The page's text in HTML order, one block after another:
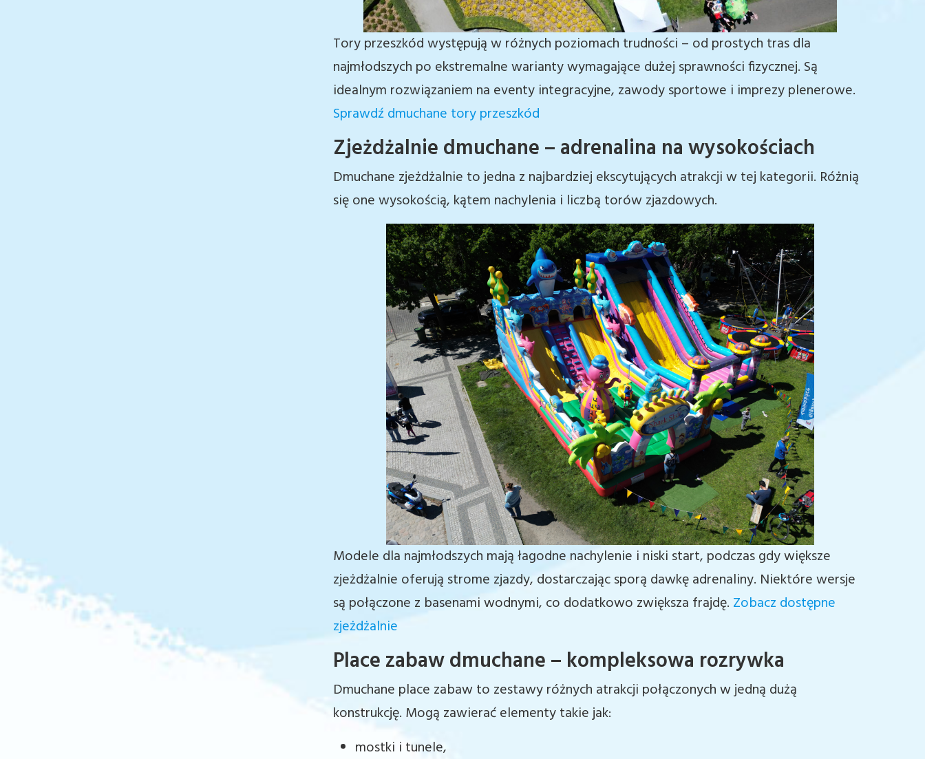
Tory przeszkód występują w różnych poziomach trudności – od prostych tras dla
najmłodszych po ekstremalne warianty wymagające dużej sprawności fizycznej. Są
idealnym rozwiązaniem na eventy integracyjne, zawody sportowe i imprezy plenerowe.
Sprawdź dmuchane tory przeszkód
Zjeżdżalnie dmuchane – adrenalina na wysokościach
Dmuchane zjeżdżalnie to jedna z najbardziej ekscytujących atrakcji w tej kategorii. Różnią
się one wysokością, kątem nachylenia i liczbą torów zjazdowych.
Modele dla najmłodszych mają łagodne nachylenie i niski start, podczas gdy większe
zjeżdżalnie oferują strome zjazdy, dostarczając sporą dawkę adrenaliny. Niektóre wersje
są połączone z basenami wodnymi, co dodatkowo zwiększa frajdę. Zobacz dostępne
zjeżdżalnie
Place zabaw dmuchane – kompleksowa rozrywka
Dmuchane place zabaw to zestawy różnych atrakcji połączonych w jedną dużą
konstrukcję. Mogą zawierać elementy takie jak:
mostki i tunele,